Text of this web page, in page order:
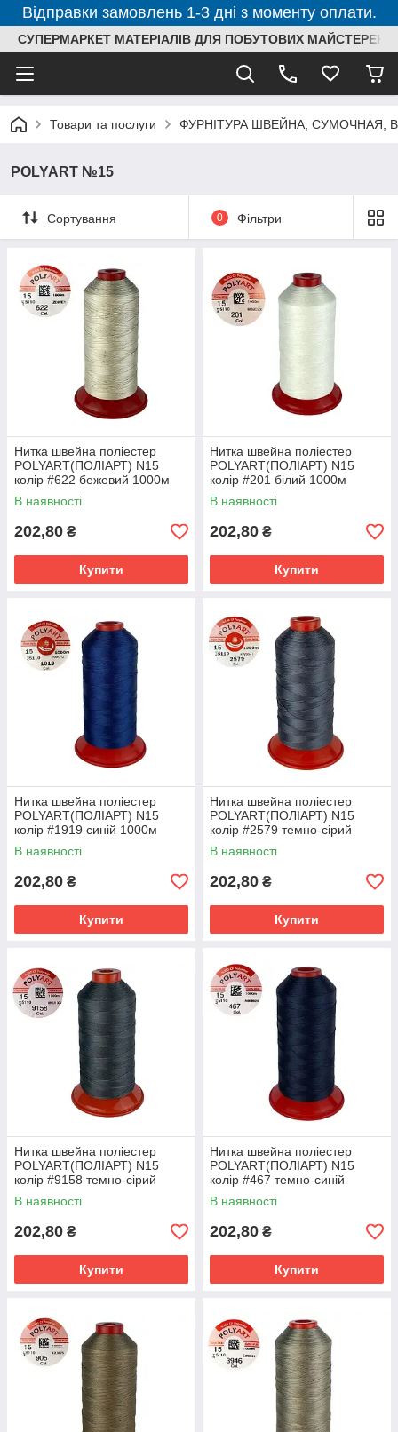
Відправки замовлень 1-3 дні з моменту оплати.
СУПЕРМАРКЕТ МАТЕРІАЛІВ ДЛЯ ПОБУТОВИХ МАЙСТЕРЕНЬ
Товари та послуги ФУРНІТУРА ШВЕЙНА, СУМОЧНАЯ,
POLYART №15
Сортування 0 Фільтри
Нитка швейна поліестер
POLYART(ПОЛІАРТ) N15
колір #622 бежевий 1000м
(ОРИГІНАЛ, ТУРЕЧЧИНА)
В наявності
202,80 ₴
Купити
Нитка швейна поліестер
POLYART(ПОЛІАРТ) N15
колір #201 білий 1000м
(ОРИГІНАЛ, ТУРЕЧЧИНА)
В наявності
202,80 ₴
Купити
Нитка швейна поліестер
POLYART(ПОЛІАРТ) N15
колір #1919 синій 1000м
(ОРИГІНАЛ, ТУРЕЧЧИНА)
В наявності
202,80 ₴
Купити
Нитка швейна поліестер
POLYART(ПОЛІАРТ) N15
колір #2579 темно-сірий
1000м (ОРИГІНАЛ,
ТУРЕЧЧИНА)
В наявності
202,80 ₴
Купити
Нитка швейна поліестер
POLYART(ПОЛІАРТ) N15
колір #9158 темно-сірий
1000м (ОРИГІНАЛ,
ТУРЕЧЧИНА)
В наявності
202,80 ₴
Купити
Нитка швейна поліестер
POLYART(ПОЛІАРТ) N15
колір #467 темно-синій
1000м (ОРИГІНАЛ,
ТУРЕЧЧИНА)
В наявності
202,80 ₴
Купити